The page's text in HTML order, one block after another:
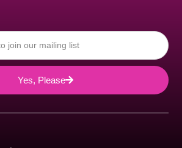
Yes, Please